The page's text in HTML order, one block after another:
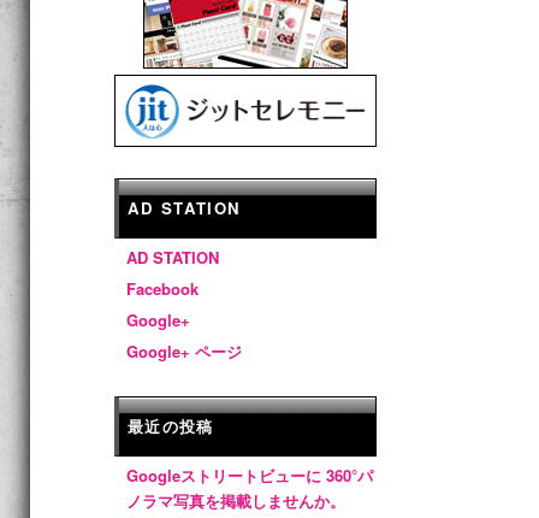
AD STATION
AD STATION
Facebook
Google+
Google+ ページ
最近の投稿
Googleストリートビューに 360°パ
ノラマ写真を掲載しませんか。